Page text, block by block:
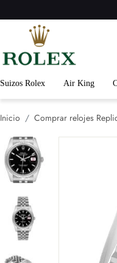
Suizos Rolex Air King
Inicio Comprar relojes